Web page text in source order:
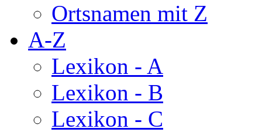
Ortsnamen mit Z
A-Z
Lexikon - A
Lexikon - B
Lexikon - C